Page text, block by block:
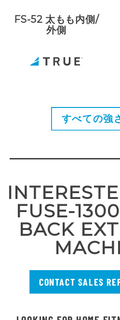
FS-52 太もも内側/
外側
すべての強
FUSE-
BACK
CONTACT SALES